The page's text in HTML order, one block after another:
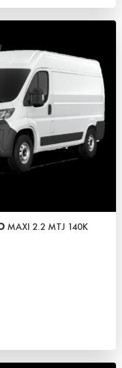
MAXI 2.2 MTJ 140K